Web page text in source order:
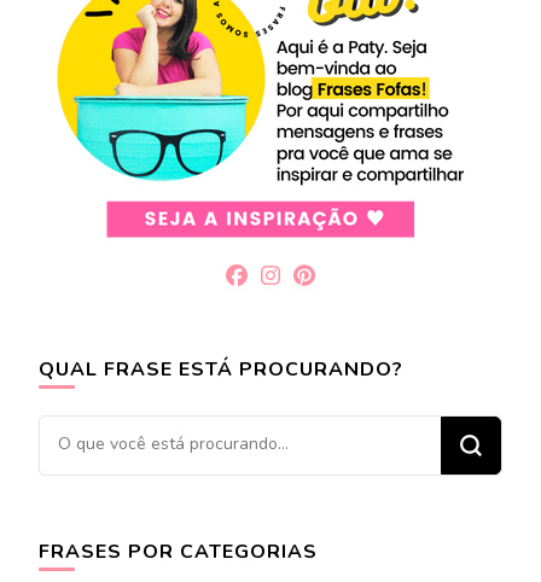
QUAL FRASE ESTÁ PROCURANDO?
Procurando
algo?
FRASES POR CATEGORIAS